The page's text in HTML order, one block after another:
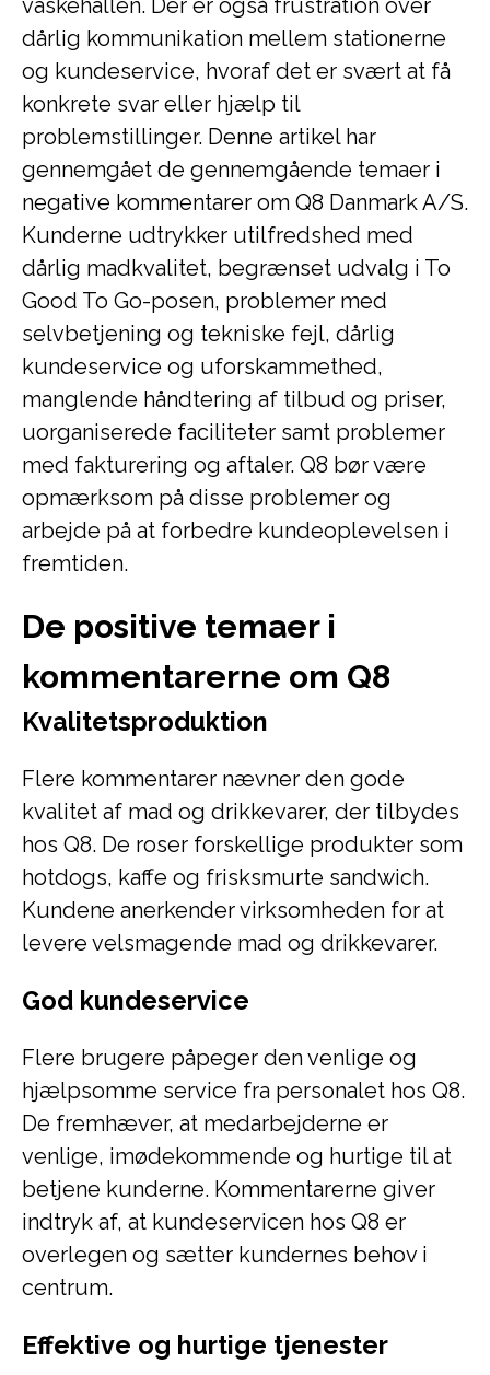
vaskehallen. Der er også frustration over
dårlig kommunikation mellem stationerne
og kundeservice, hvoraf det er svært at få
konkrete svar eller hjælp til
problemstillinger. Denne artikel har
gennemgået de gennemgående temaer i
negative kommentarer om Q8 Danmark A/S.
Kunderne udtrykker utilfredshed med
dårlig madkvalitet, begrænset udvalg i To
Good To Go-posen, problemer med
selvbetjening og tekniske fejl, dårlig
kundeservice og uforskammethed,
manglende håndtering af tilbud og priser,
uorganiserede faciliteter samt problemer
med fakturering og aftaler. Q8 bør være
opmærksom på disse problemer og
arbejde på at forbedre kundeoplevelsen i
fremtiden.
De positive temaer i
kommentarerne om Q8
Kvalitetsproduktion
Flere kommentarer nævner den gode
kvalitet af mad og drikkevarer, der tilbydes
hos Q8. De roser forskellige produkter som
hotdogs, kaffe og frisksmurte sandwich.
Kundene anerkender virksomheden for at
levere velsmagende mad og drikkevarer.
God kundeservice
Flere brugere påpeger den venlige og
hjælpsomme service fra personalet hos Q8.
De fremhæver, at medarbejderne er
venlige, imødekommende og hurtige til at
betjene kunderne. Kommentarerne giver
indtryk af, at kundeservicen hos Q8 er
overlegen og sætter kundernes behov i
centrum.
Effektive og hurtige tjenester